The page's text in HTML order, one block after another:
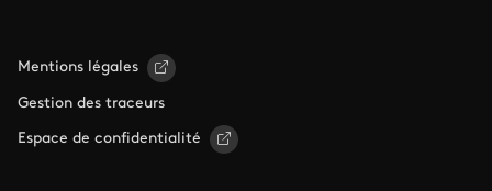
Mentions légales
Gestion des traceurs
Espace de confidentialité